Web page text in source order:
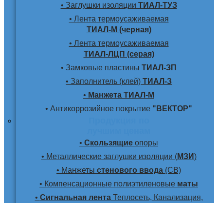
• Заглушки изоляции ТИАЛ-ТУЗ
• Лента термоусаживаемая
ТИАЛ-М (черная)
• Лента термоусаживаемая
ТИАЛ-ЛЦП (серая)
• Замковые пластины ТИАЛ-ЗП
• Заполнитель (клей) ТИАЛ-З
• Манжета ТИАЛ-М
• Антикоррозийное покрытие "ВЕКТОР"
• Скользящие опоры
• Металлические заглушки изоляции (МЗИ)
• Манжеты стенового ввода (СВ)
• Компенсационные полиэтиленовые маты
• Сигнальная лентаТеплосеть, Канализация,